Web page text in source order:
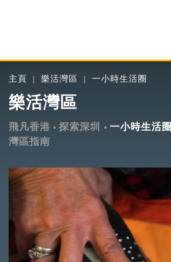
主頁 樂活灣區 一小時生活圈
樂活灣區
飛凡香港 探索深圳 一小時生活圈
灣區指南